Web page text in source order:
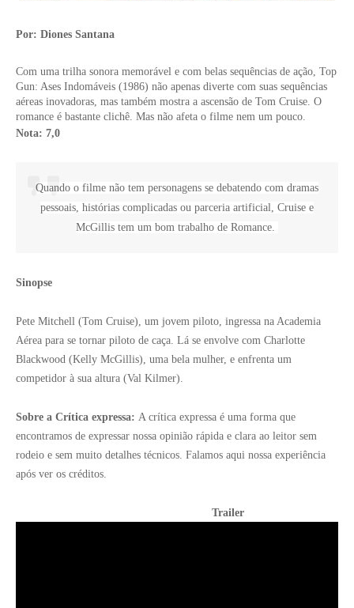
Por: Diones Santana
Com uma trilha sonora memorável e com belas sequências de ação, Top
Gun: Ases Indomáveis (1986) não apenas diverte com suas sequências
aéreas inovadoras, mas também mostra a ascensão de Tom Cruise. O
romance é bastante clichê. Mas não afeta o filme nem um pouco.
Nota: 7,0
Quando o filme não tem personagens se debatendo com dramas
pessoais, histórias complicadas ou parceria artificial, Cruise e
McGillis tem um bom trabalho de Romance.
Sinopse
Pete Mitchell (Tom Cruise), um jovem piloto, ingressa na Academia
Aérea para se tornar piloto de caça. Lá se envolve com Charlotte
Blackwood (Kelly McGillis), uma bela mulher, e enfrenta um
competidor à sua altura (Val Kilmer).
Sobre a Crítica expressa: A crítica expressa é uma forma que
encontramos de expressar nossa opinião rápida e clara ao leitor sem
rodeio e sem muito detalhes técnicos. Falamos aqui nossa experiência
após ver os créditos.
Trailer